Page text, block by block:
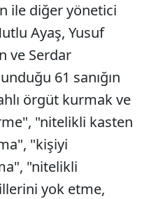
ile diğer yönetici
Ayaş, Yusuf
ve Serdar
61 sanığın
örgüt kurmak ve
"nitelikli kasten
"kişiyi
"nitelikli
yok etme,